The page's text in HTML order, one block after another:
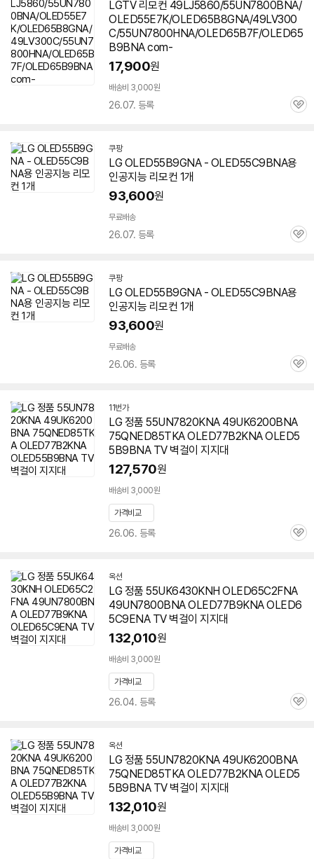
LGTV 리모컨 49LJ5860/55UN7800BNA/
OLED55E7K/OLED65B8GNA/49LV300
C/55UN7800HNA/OLED65B7F/OLED65
B9BNA com-
17,900원
배송비 3,000원
26.07. 등록
관
쿠팡
LG OLED55B9GNA - OLED55C9BNA용
인공지능 리모컨 1개
93,600원
무료배송
26.07. 등록
관
쿠팡
LG OLED55B9GNA - OLED55C9BNA용
인공지능 리모컨 1개
93,600원
무료배송
26.06. 등록
관
11번가
LG 정품 55UN7820KNA 49UK6200BNA
75QNED85TKA OLED77B2KNA OLED5
5B9BNA TV 벽걸이 지지대
127,570원
배송비 3,000원
가격비교
26.06. 등록
관
옥션
LG 정품 55UK6430KNH OLED65C2FNA
49UN7800BNA OLED77B9KNA OLED6
5C9ENA TV 벽걸이 지지대
132,010원
배송비 3,000원
가격비교
26.04. 등록
관
옥션
LG 정품 55UN7820KNA 49UK6200BNA
75QNED85TKA OLED77B2KNA OLED5
5B9BNA TV 벽걸이 지지대
132,010원
배송비 3,000원
가격비교